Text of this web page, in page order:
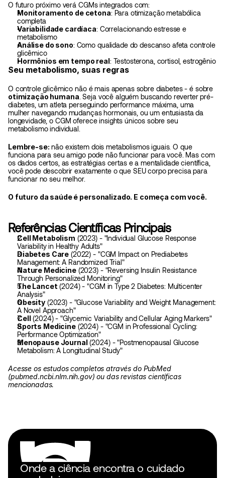
O futuro próximo verá CGMs integrados com:
Monitoramento de cetona: Para otimização metabólica
completa
Variabilidade cardíaca: Correlacionando estresse e
metabolismo
Análise do sono: Como qualidade do descanso afeta controle
glicêmico
Hormônios em tempo real: Testosterona, cortisol, estrogênio
Seu metabolismo, suas regras
otimização humana . Seja você alguém buscando reverter pré-
diabetes, um atleta perseguindo performance máxima, uma
mulher navegando mudanças hormonais, ou um entusiasta da
longevidade, o CGM oferece insights únicos sobre seu
metabolismo individual.
Lembre-se: não existem dois metabolismos iguais. O que
funciona para seu amigo pode não funcionar para você. Mas com
os dados certos, as estratégias certas e a mentalidade científica,
você pode descobrir exatamente o que SEU corpo precisa para
funcionar no seu melhor.
O futuro da saúde é personalizado. E começa com você.
Referências Científicas Principais
Cell Metabolism (2023) - "Individual Glucose Response
Variability in Healthy Adults"
Diabetes Care (2022) - "CGM Impact on Prediabetes
Management: A Randomized Trial"
Nature Medicine (2023) - "Reversing Insulin Resistance
Through Personalized Monitoring"
The Lancet (2024) - "CGM in Type 2 Diabetes: Multicenter
Analysis"
Obesity (2023) - "Glucose Variability and Weight Management:
A Novel Approach"
Cell (2024) - "Glycemic Variability and Cellular Aging Markers"
Sports Medicine (2024) - "CGM in Professional Cycling:
Performance Optimization"
Menopause Journal (2024) - "Postmenopausal Glucose
Metabolism: A Longitudinal Study"
Acesse os estudos completos através do PubMed
(pubmed.ncbi.nlm.nih.gov) ou das revistas científicas
mencionadas.
Onde a ciência encontra o cuidado